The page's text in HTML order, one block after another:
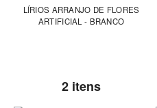
LÍRIOS ARRANJO DE FLORES
ARTIFICIAL - BRANCO
2 itens